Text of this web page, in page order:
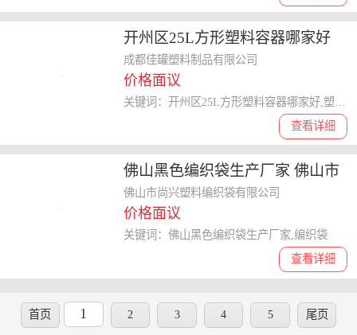
开州区25L方形塑料容器哪家好
欢迎咨询 成都佳罐塑料制品供应
成都佳罐塑料制品有限公司
价格面议
查看详细
佛山黑色编织袋生产厂家 佛山市
尚兴塑料编织袋供应
佛山市尚兴塑料编织袋有限公司
价格面议
查看详细
关键词：佛山黑色编织袋生产厂家,编织袋
首页 1 2 3 4 5 尾页